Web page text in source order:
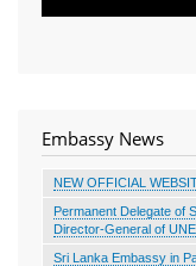
Embassy News
NEW OFFICIAL
Permanent Delegate of
Director-General of
Sri Lanka Embassy in